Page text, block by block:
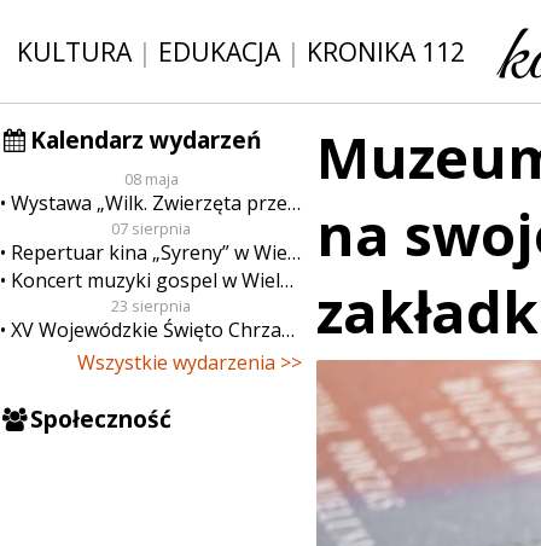
KULTURA| EDUKACJA| KRONIKA 112
Kalendarz wydarzeń
08 maja
Wystawa „Wilk. Zwierzęta przeklęte”
07 sierpnia
Repertuar kina „Syreny” w Wieluniu w dn. od 7 do 13 sierpnia
Koncert muzyki gospel w Wieluniu
23 sierpnia
XV Wojewódzkie Święto Chrzanu
Wszystkie wydarzenia >>
Społeczność
na